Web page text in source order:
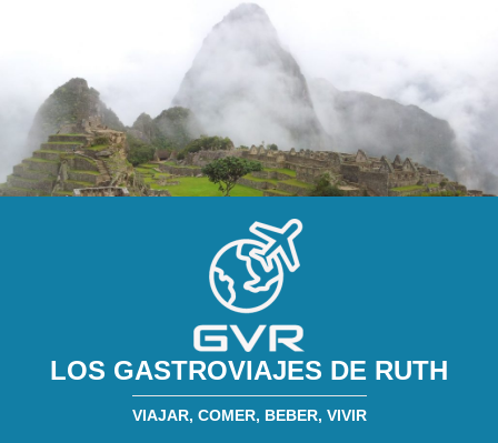
LOS GASTROVIAJES DE RUTH
VIAJAR, COMER, BEBER, VIVIR